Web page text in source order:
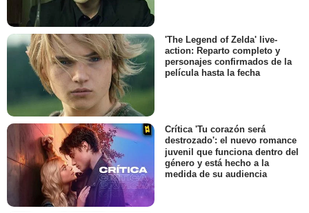
'The Legend of Zelda' live-
action: Reparto completo y
personajes confirmados de la
película hasta la fecha
Crítica 'Tu corazón será
destrozado': el nuevo romance
juvenil que funciona dentro del
género y está hecho a la
medida de su audiencia